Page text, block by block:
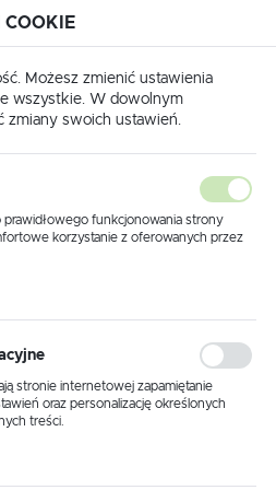
wisząca K-5446 z serii ROBIN
K-5446 z serii
Możesz zmienić ustawienia
wszystkie. W dowolnym
zmiany swoich ustawień.
prawidłowego funkcjonowania strony
korzystanie z oferowanych przez
preferencji prywatności, logowania czy
stronie internetowej zapamiętanie
oraz personalizację określonych
treści.
strony poprzez dopasowanie jej do